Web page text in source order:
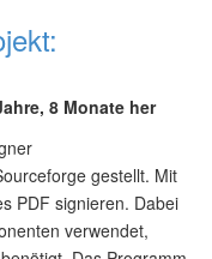
8 Monate her
gestellt. Mit
PDF signieren. Dabei
verwendet,